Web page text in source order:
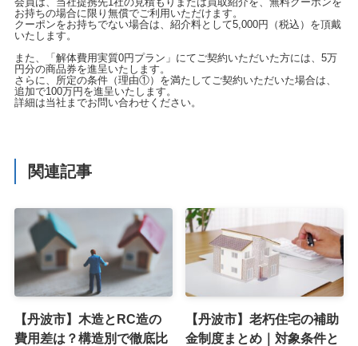
お持ちの場合に限り無償でご利用いただけます。
クーポンをお持ちでない場合は、紹介料として5,000円（税込）を頂戴
いたします。
また、「解体費用実質0円プラン」にてご契約いただいた方には、5万
円分の商品券を進呈いたします。
さらに、所定の条件（理由①）を満たしてご契約いただいた場合は、
追加で100万円を進呈いたします。
詳細は当社までお問い合わせください。
関連記事
【丹波市】木造とRC造の
費用差は？構造別で徹底比
【丹波市】老朽住宅の補助
金制度まとめ｜対象条件と